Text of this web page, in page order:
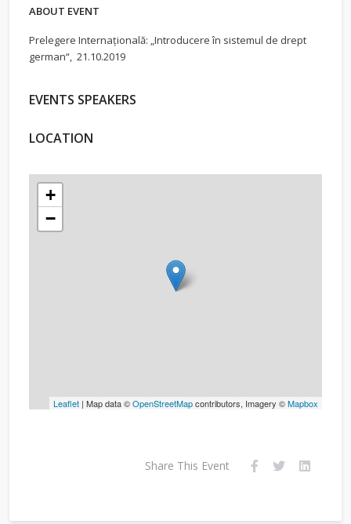
ABOUT EVENT
Prelegere Internațională: „Introducere în sistemul de drept
german“, 21.10.2019
EVENTS SPEAKERS
LOCATION
+
−
Leaflet | Map data ©OpenStreetMapcontributors, Imagery ©Mapbox
Share This Event